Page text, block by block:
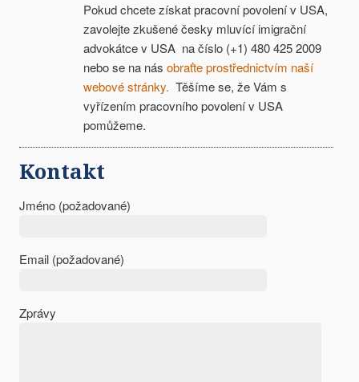
Pokud chcete získat pracovní povolení v USA,
zavolejte zkušené česky mluvící imigrační
advokátce v USA na číslo (+1) 480 425 2009
nebo se na nás obraťte prostřednictvím naší
webové stránky. Těšíme se, že Vám s
vyřízením pracovního povolení v USA
pomůžeme.
Kontakt
Jméno (požadované)
Email (požadované)
Zprávy